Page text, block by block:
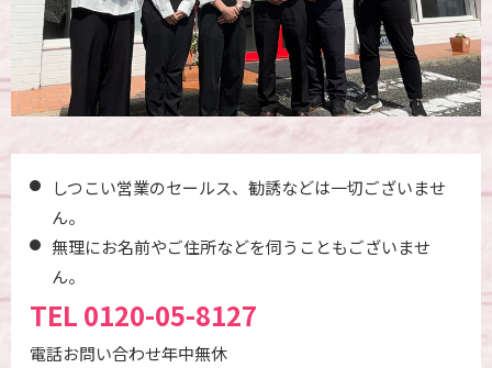
しつこい営業のセールス、勧誘などは一切ございませ
ん。
無理にお名前やご住所などを伺うこともございませ
ん。
TEL 0120-05-8127
電話お問い合わせ年中無休